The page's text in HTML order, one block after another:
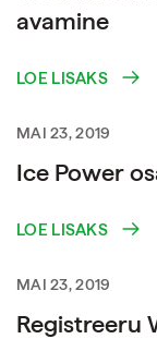
avamine
LOE LISAKS
MAI 23, 2019
Ice Power
LOE LISAKS
MAI 23, 2019
Registreeru